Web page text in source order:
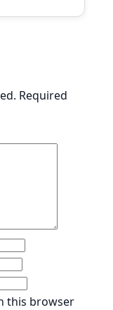
Required
this browser